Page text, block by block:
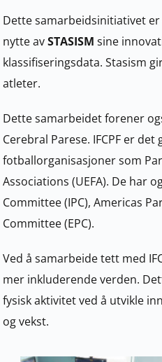
Dette samarbeidsinitiativet er
nytte av STASISM sine
klassifiseringsdata. Stasism
atleter.
Dette samarbeidet forener
Cerebral Parese. IFCPF er
fotballorganisasjoner som
Associations (UEFA). De har
Committee (IPC), Americas
Committee (EPC).
Ved å samarbeide tett med
mer inkluderende verden.
fysisk aktivitet ved å utvikle
og vekst.